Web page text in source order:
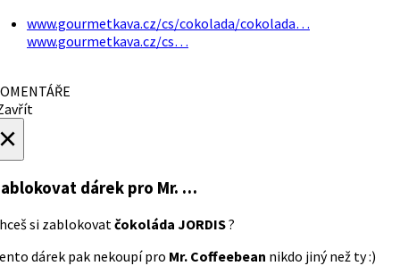
www.gourmetkava.cz/cs/cokolada/cokolada…
www.gourmetkava.cz/cs…
dárek pro Mr. …
si zablokovat čokoláda JORDIS?
dárek pak nekoupí pro Mr. Coffeebean nikdo jiný než ty :)